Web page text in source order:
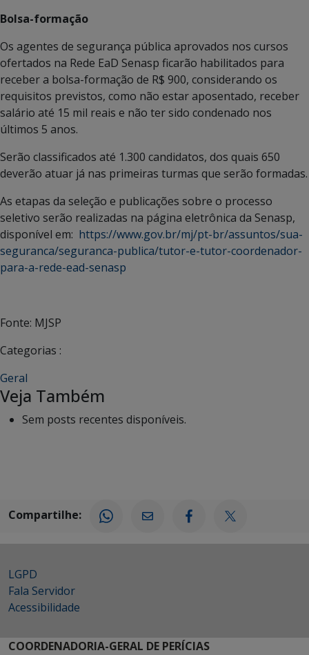
Bolsa-formação
Os agentes de segurança pública aprovados nos cursos
ofertados na Rede EaD Senasp ficarão habilitados para
receber a bolsa-formação de R$ 900, considerando os
requisitos previstos, como não estar aposentado, receber
salário até 15 mil reais e não ter sido condenado nos
últimos 5 anos.
Serão classificados até 1.300 candidatos, dos quais 650
deverão atuar já nas primeiras turmas que serão formadas.
As etapas da seleção e publicações sobre o processo
seletivo serão realizadas na página eletrônica da Senasp,
disponível em: https://www.gov.br/mj/pt-br/assuntos/sua-
seguranca/seguranca-publica/tutor-e-tutor-coordenador-
para-a-rede-ead-senasp
Fonte: MJSP
Categorias :
Geral
Veja Também
Sem posts recentes disponíveis.
Compartilhe:
LGPD
Fala Servidor
Acessibilidade
COORDENADORIA-GERAL DE PERÍCIAS